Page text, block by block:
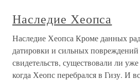
Наследие Хеопса
Наследие Хеопса Кроме данных
датировки и сильных
свидетельств, существовали ли
когда Хеопс перебрался в Гизу. И